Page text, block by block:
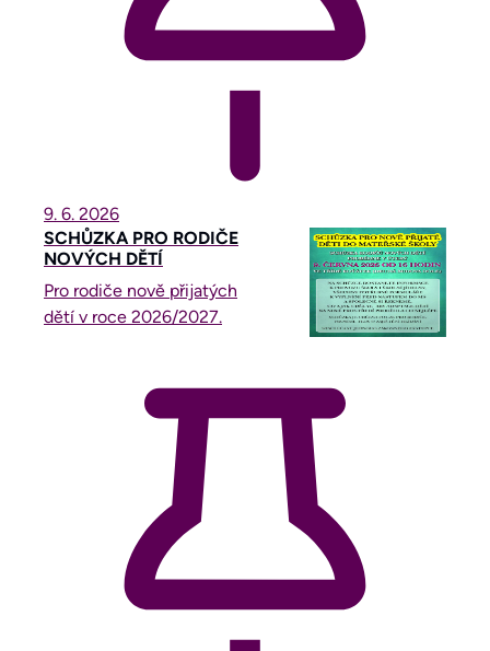
9. 6. 2026
SCHŮZKA PRO RODIČE
NOVÝCH DĚTÍ
Pro rodiče nově přijatých
dětí v roce 2026/2027.